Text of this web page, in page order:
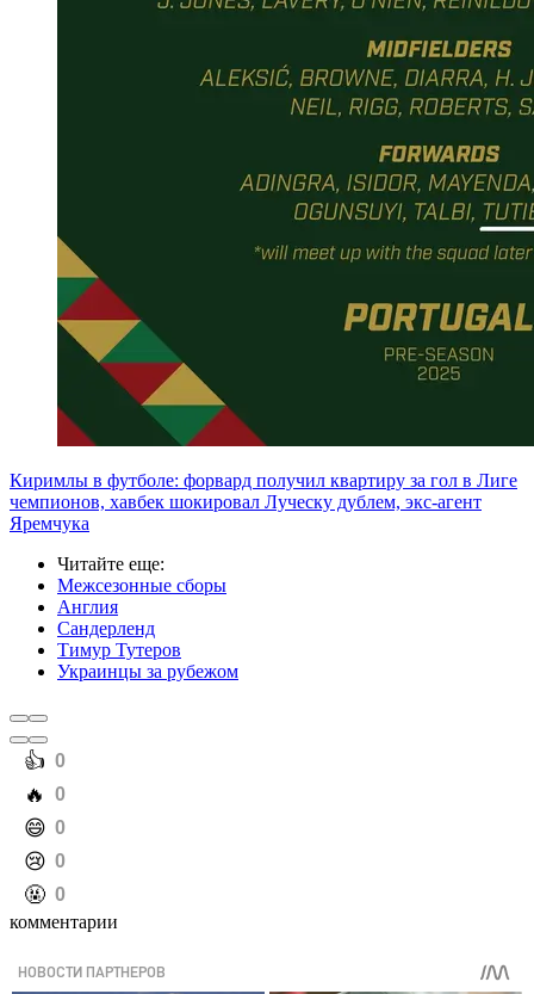
Киримлы в футболе: форвард получил квартиру за гол в Лиге
чемпионов, хавбек шокировал Луческу дублем, экс-агент
Яремчука
Читайте еще:
Межсезонные сборы
Англия
Сандерленд
Тимур Тутеров
Украинцы за рубежом
️👍 0
️🔥 0
️😄 0
️😢 0
️🤬 0
комментарии